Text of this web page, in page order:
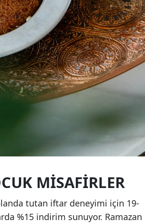
MISAFIRLER
tutan iftar deneyimi için 19-
%15 indirim sunuyor. Ramazan